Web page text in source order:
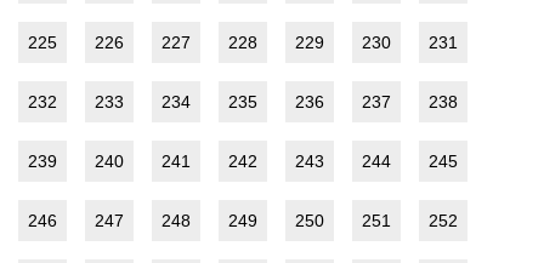
225 226 227 228 229 230 231
232 233 234 235 236 237 238
239 240 241 242 243 244 245
246 247 248 249 250 251 252